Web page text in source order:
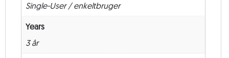
Single-User / enkeltbruger
Years
3 år